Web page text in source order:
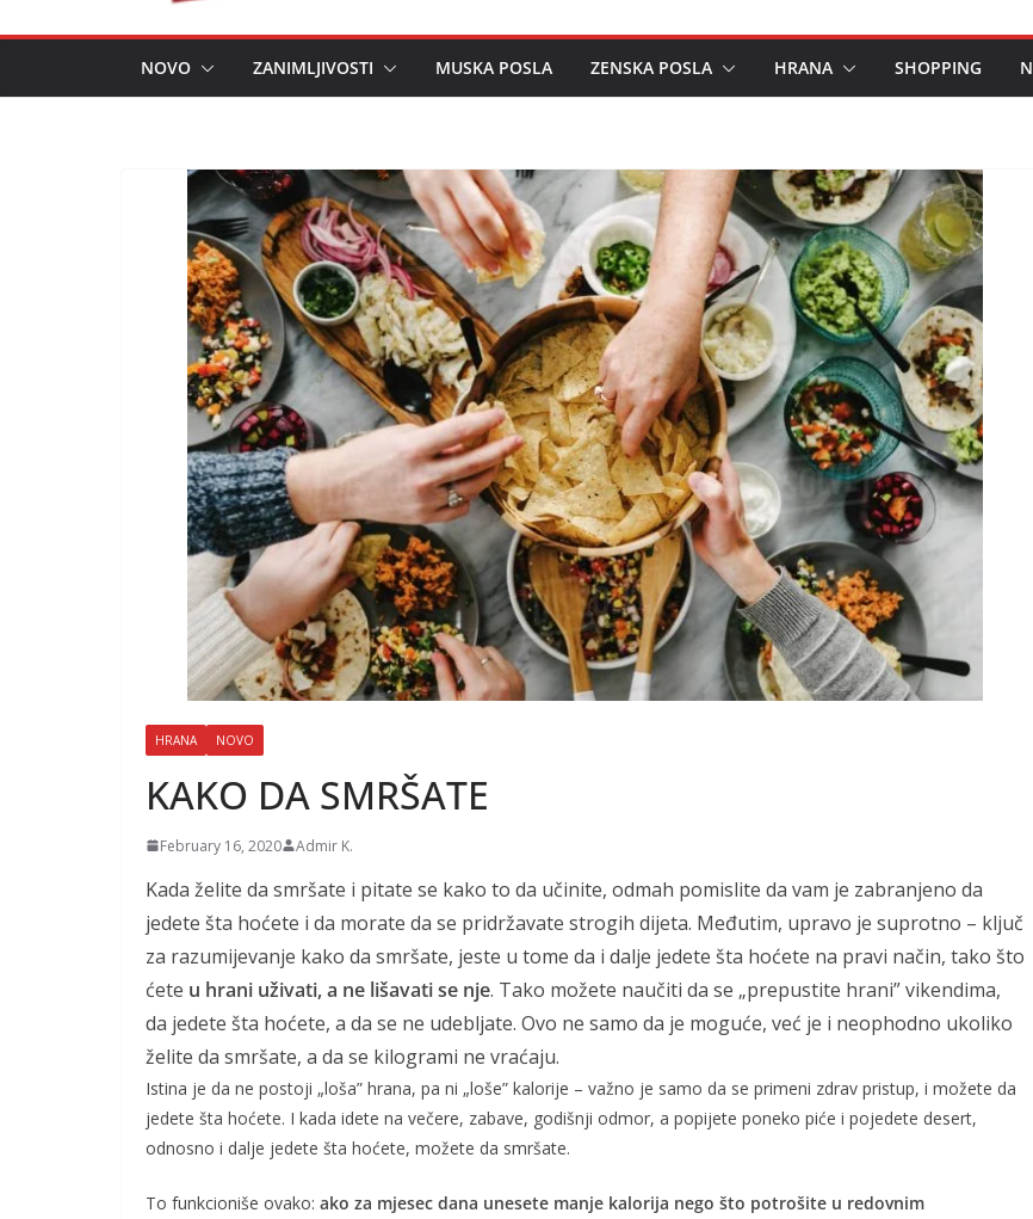
NOVO ZANIMLJIVOSTI MUSKA POSLA ZENSKA POSLA HRANA SHOPPING
HRANA NOVO
KAKO DA SMRŠATE
February 16, 2020 Admir K.
Kada želite da smršate i pitate se kako to da učinite, odmah pomislite da vam je zabranjeno da
jedete šta hoćete i da morate da se pridržavate strogih dijeta. Međutim, upravo je suprotno – ključ
za razumijevanje kako da smršate, jeste u tome da i dalje jedete šta hoćete na pravi način, tako što
ćete u hrani uživati, a ne lišavati se nje. Tako možete naučiti da se „prepustite hrani” vikendima,
da jedete šta hoćete, a da se ne udebljate. Ovo ne samo da je moguće, već je i neophodno ukoliko
želite da smršate, a da se kilogrami ne vraćaju.
Istina je da ne postoji „loša” hrana, pa ni „loše” kalorije – važno je samo da se primeni zdrav pristup, i možete da
jedete šta hoćete. I kada idete na večere, zabave, godišnji odmor, a popijete poneko piće i pojedete desert,
odnosno i dalje jedete šta hoćete, možete da smršate.
To funkcioniše ovako: ako za mjesec dana unesete manje kalorija nego što potrošite u redovnim